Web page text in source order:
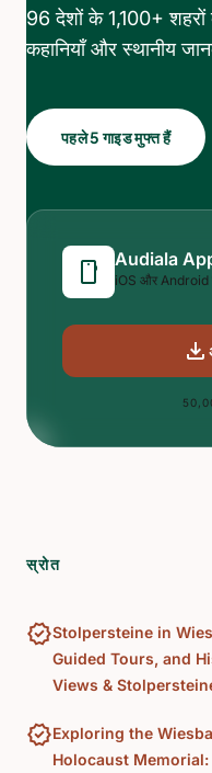
96 देशों के 1,100+ शहरों
कहानियाँ और स्थानीय
पहले 5 गाइड मुफ्त हैं
smartphone Audiala
iOS और Android
download
स्रोत
verifiedStolpersteine in
Guided Tours, and
Views &
verifiedExploring the
Holocaust